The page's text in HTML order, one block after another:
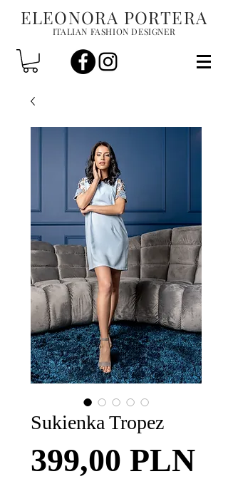
ELEONORA PORTERA
ITALIAN FASHION DESIGNER
Sukienka Tropez
399,00 PLN